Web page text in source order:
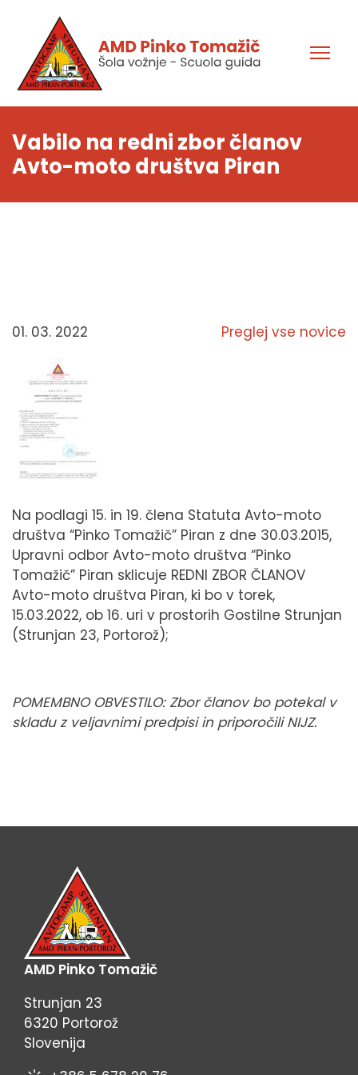
Vabilo na redni zbor članov
Avto-moto društva Piran
01. 03. 2022 Preglej vse novice
Na podlagi 15. in 19. člena Statuta Avto-moto
društva “Pinko Tomažič” Piran z dne 30.03.2015,
Upravni odbor Avto-moto društva “Pinko
Tomažič” Piran sklicuje REDNI ZBOR ČLANOV
Avto-moto društva Piran, ki bo v torek,
15.03.2022, ob 16. uri v prostorih Gostilne Strunjan
(Strunjan 23, Portorož);
POMEMBNO OBVESTILO: Zbor članov bo potekal v
skladu z veljavnimi predpisi in priporočili NIJZ.
AMD Pinko Tomažič
Strunjan 23
6320 Portorož
Slovenija